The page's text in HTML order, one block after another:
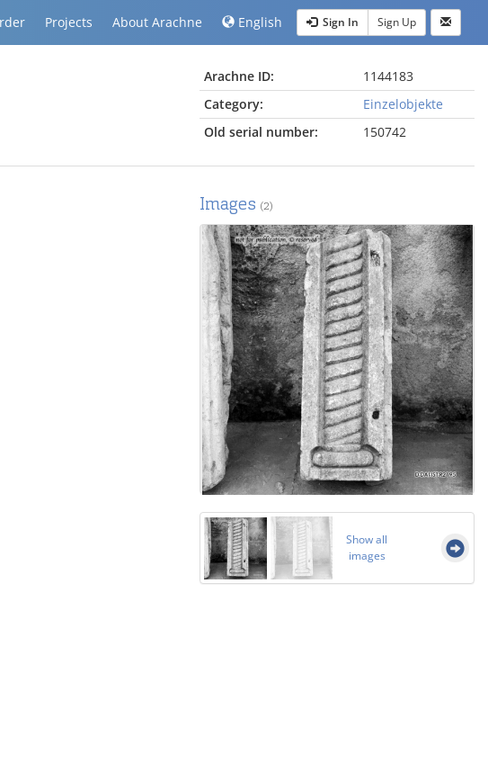
Projects About Arachne English Sign In Sign Up
Arachne ID:
1144183
Category:
Einzelobjekte
Old serial number:
150742
Images (2)
Show all
images